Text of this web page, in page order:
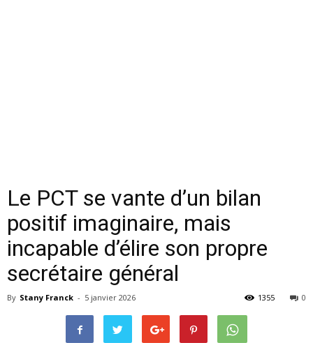
Le PCT se vante d’un bilan
positif imaginaire, mais
incapable d’élire son propre
secrétaire général
By Stany Franck - 5 janvier 2026 0
1355